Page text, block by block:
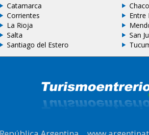
Catamarca Chaco
Corrientes Entre
La Rioja
Salta San
Santiago del Estero